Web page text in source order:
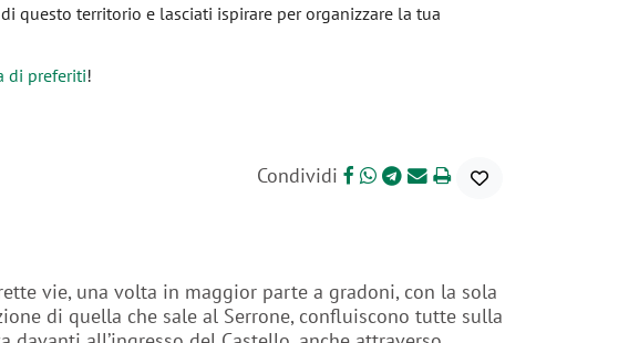
questo territorio e lasciati ispirare per organizzare la tua
di preferiti!
Condividi
vie, una volta in maggior parte a gradoni, con la sola
di quella che sale al Serrone, confluiscono tutte sulla